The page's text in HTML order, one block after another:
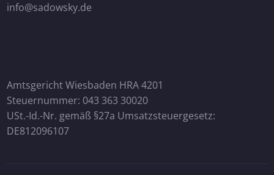
info@sadowsky.de
Amtsgericht Wiesbaden HRA 4201
Steuernummer: 043 363 30020
USt.-Id.-Nr. gemäß §27a Umsatzsteuergesetz:
DE812096107